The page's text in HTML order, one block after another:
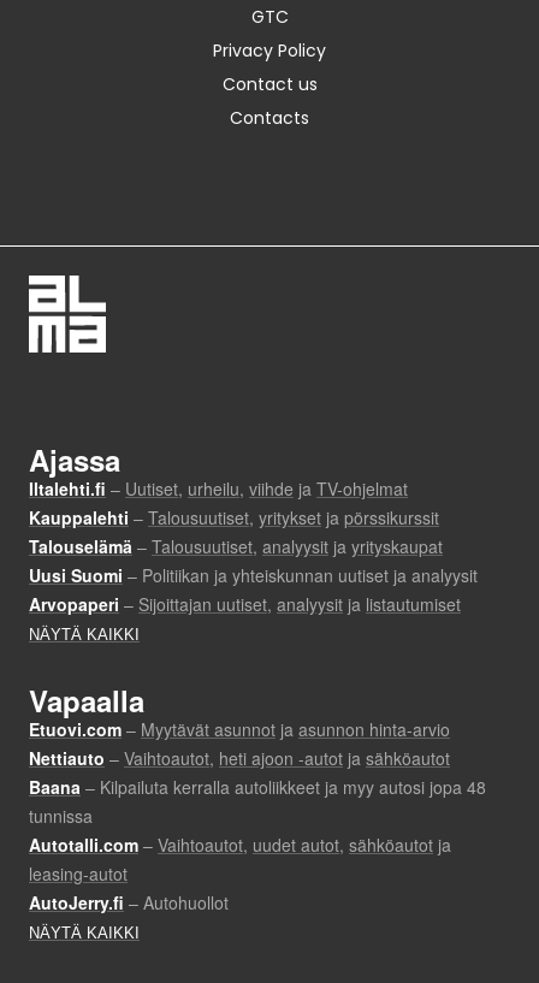
GTC
Privacy Policy
Contact us
Contacts